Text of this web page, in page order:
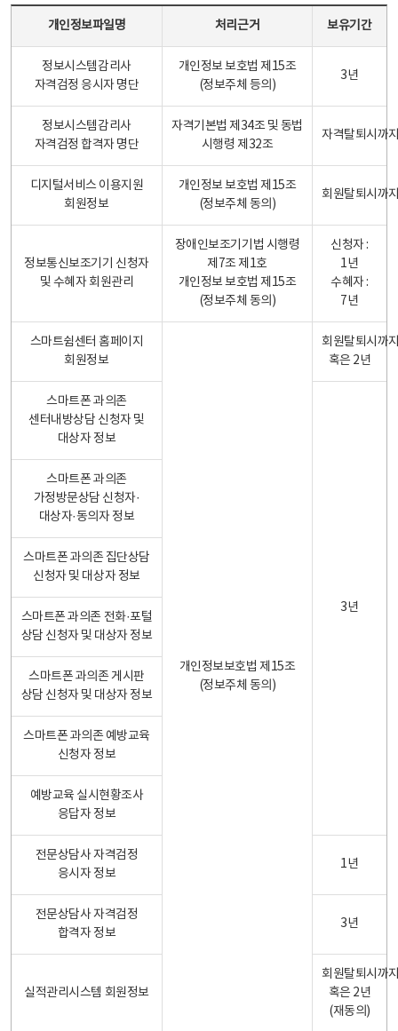
개인정보파일명 처리근거 보유기간
정보시스템감리사
자격검정 응시자 명단
개인정보 보호법 제15조
(정보주체 등의)
3년
정보시스템감리사
자격검정 합격자 명단
자격기본법 제34조 및 동법
시행령 제32조
자격탈퇴시까
디지털서비스 이용지원
회원정보
개인정보 보호법 제15조
(정보주체 동의)
회원탈퇴시까
정보통신보조기기 신청자
및 수혜자 회원관리
장애인보조기기법 시행령
제7조 제1호
개인정보 보호법 제15조
(정보주체 동의)
신청자 :
1년
수혜자 :
7년
스마트쉼센터 홈페이지
회원정보
개인정보보호법 제15조
(정보주체 동의)
회원탈퇴시까
혹은 2년
스마트폰 과의존
센터내방상담 신청자 및
대상자 정보
3년
스마트폰 과의존
가정방문상담 신청자·
대상자·동의자 정보
스마트폰 과의존 집단상담
신청자 및 대상자 정보
스마트폰 과의존 전화·포털
상담 신청자 및 대상자 정보
스마트폰 과의존 게시판
상담 신청자 및 대상자 정보
스마트폰 과의존 예방교육
신청자 정보
예방교육 실시현황조사
응답자 정보
전문상담사 자격검정
응시자 정보
1년
전문상담사 자격검정
합격자 정보
3년
실적관리시스템 회원정보
회원탈퇴시까
혹은 2년
(재동의)